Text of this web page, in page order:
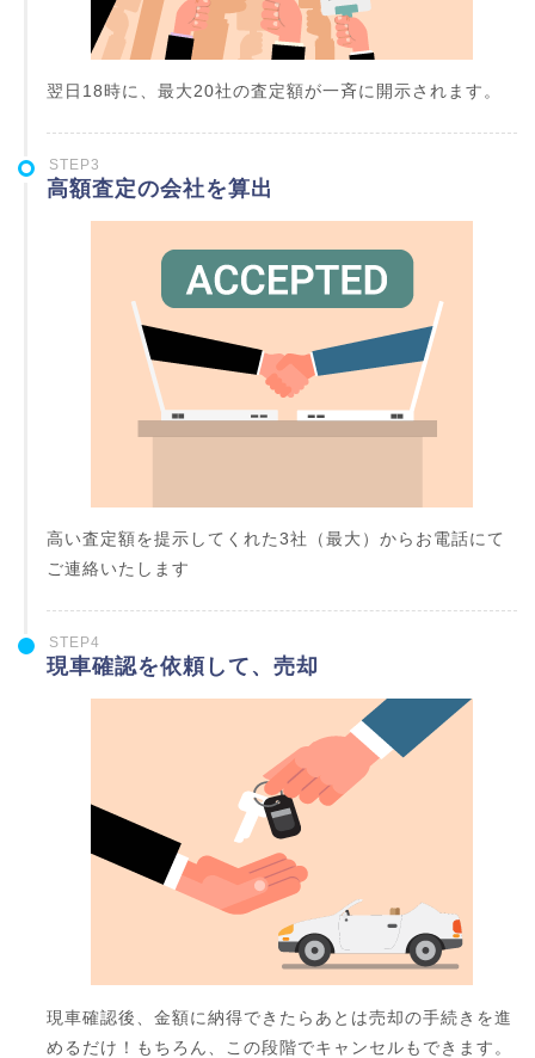
翌日18時に、最大20社の査定額が一斉に開示されます。
STEP3
高額査定の会社を算出
高い査定額を提示してくれた3社（最大）からお電話にて
ご連絡いたします
STEP4
現車確認を依頼して、売却
現車確認後、金額に納得できたらあとは売却の手続きを進
めるだけ！もちろん、この段階でキャンセルもできます。